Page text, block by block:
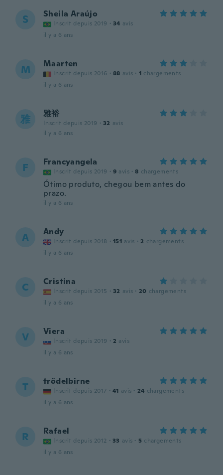
S Sheila Araújo
Inscrit depuis 2019 · 34 avis
il y a 6 ans
M Maarten
Inscrit depuis 2016 · 88 avis · 1 chargements
il y a 6 ans
雅 雅裕
Inscrit depuis 2019 · 32 avis
il y a 6 ans
F Francyangela
Inscrit depuis 2019 · 9 avis · 8 chargements
Ótimo produto, chegou bem antes do
prazo.
il y a 6 ans
A Andy
Inscrit depuis 2018 · 151 avis · 2 chargements
il y a 6 ans
C Cristina
Inscrit depuis 2015 · 32 avis · 20 chargements
il y a 6 ans
V Viera
Inscrit depuis 2019 · 2 avis
il y a 6 ans
T trödelbirne
Inscrit depuis 2017 · 41 avis · 24 chargements
il y a 6 ans
R Rafael
Inscrit depuis 2012 · 33 avis · 5 chargements
il y a 6 ans